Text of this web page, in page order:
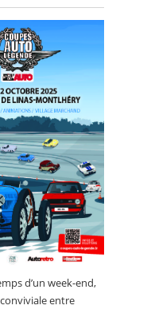
d’un week-end,
entre